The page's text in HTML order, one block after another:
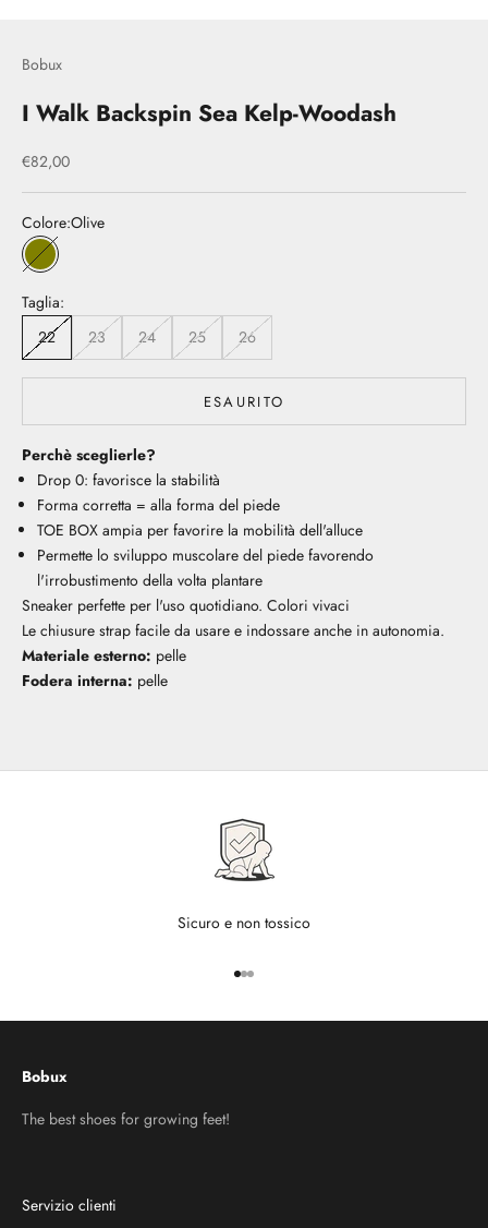
Bobux
I Walk Backspin Sea Kelp-Woodash
Prezzo scontato
€82,00
Colore:Olive
Olive
Taglia:
22
23 24 25 26
ESAURITO
Perchè sceglierle?
Drop 0: favorisce la stabilità
Forma corretta = alla forma del piede
TOE BOX ampia per favorire la mobilità dell'alluce
Permette lo sviluppo muscolare del piede favorendo
l'irrobustimento della volta plantare
Sneaker perfette per l'uso quotidiano. Colori vivaci
Le chiusure strap facile da usare e indossare anche in autonomia.
Materiale esterno: pelle
Fodera interna: pelle
Sicuro e non tossico
Vai all'articolo 1
Vai all'articolo 2
Vai all'articolo 3
Bobux
The best shoes for growing feet!
Servizio clienti